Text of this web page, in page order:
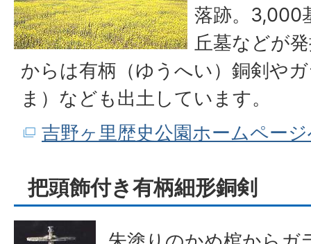
落跡。3,000
丘墓などが
からは有柄（ゆうへい）銅剣や
ま）なども出土しています。
吉野ヶ里歴史公園ホームペー
把頭飾付き有柄細形銅剣